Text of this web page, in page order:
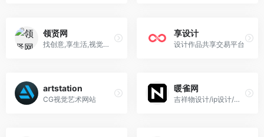
领贤网
找创意,享生活,视觉化搜索平台
享设计
设计作品共享交易平台
artstation
CG视觉艺术网站
暖雀网
吉祥物设计/ip设计/卡通人物/卡通形象设计/卡通品牌设计平台